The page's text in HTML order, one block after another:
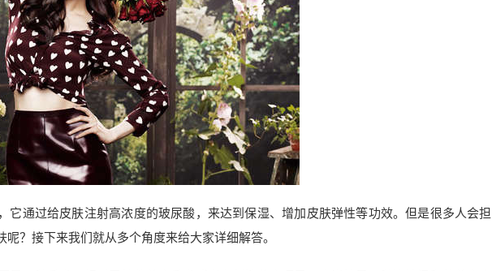
它通过给皮肤注射高浓度的玻尿酸，来达到保湿、增加皮肤弹性等功效。但是很多人会担
？接下来我们就从多个角度来给大家详细解答。